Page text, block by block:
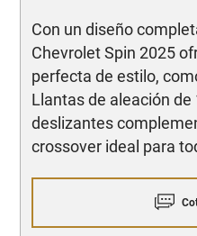
Con un diseño
Chevrolet Spin 2025
perfecta de estilo,
Llantas de aleación de
deslizantes
crossover ideal para